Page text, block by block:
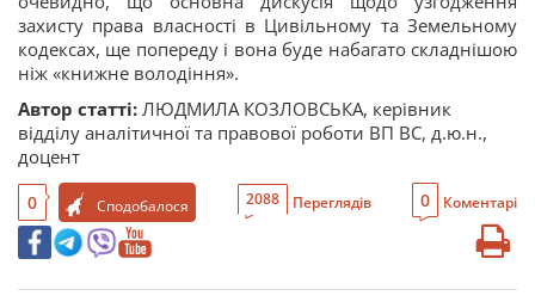
захисту права власності в Цивільному та Земельному
кодексах, ще попереду і вона буде набагато складнішою
ніж «книжне володіння».
Автор статті: ЛЮДМИЛА КОЗЛОВСЬКА, керівник
відділу аналітичної та правової роботи ВП ВС, д.ю.н.,
доцент
0 Сподобалося 2088 Переглядів 0 Коментарі